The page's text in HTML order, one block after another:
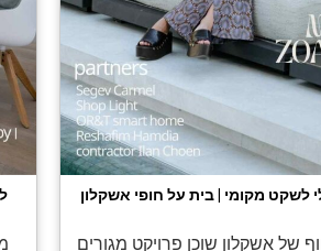
לשקט מקומי | בית על חופי אשקלון
של אשקלון שוכן פרויקט מגורים